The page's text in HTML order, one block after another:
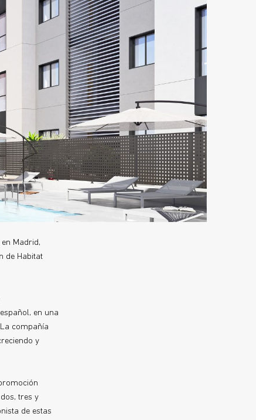
Madrid,
de Habitat
en una
compañía
y
tres y
de estas